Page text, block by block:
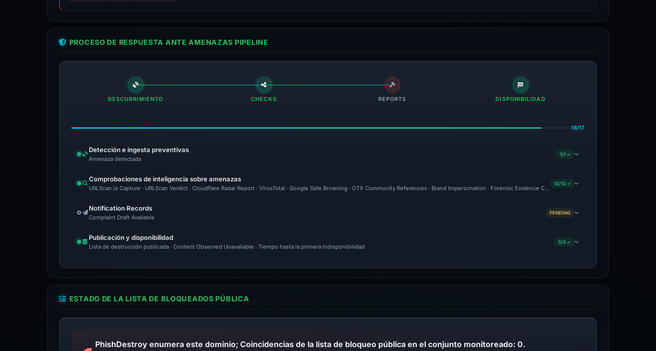
PROCESO DE RESPUESTA ANTE AMENAZAS PIPELINE
DESCUBRIMIENTO CHECKS REPORTS DISPONIBILIDAD
16/17
Detección e ingesta preventivas
Amenaza detectada
1/1 ✓
Comprobaciones de inteligencia sobre amenazas
URLScan.io Capture · URLScan Verdict · Cloudflare Radar Report · VirusTotal · Google Safe Browsing · OTX Community References · Brand Impersonation · Forensic Evidence Collected · Technical Analysis Recorded ·
12/12 ✓
Notification Records
Complaint Draft Available
PENDING
Publicación y disponibilidad
Lista de destrucción publicada · Content Observed Unavailable · Tiempo hasta la primera indisponibilidad
3/3 ✓
ESTADO DE LA LISTA DE BLOQUEADOS PÚBLICA
PhishDestroy enumera este dominio; Coincidencias de la lista de bloqueo pública en el conjunto monitoreado: 0.